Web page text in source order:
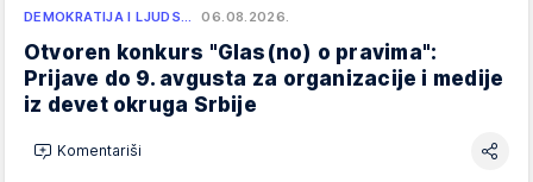
DEMOKRATIJA I LJUDS… 06.08.2026.
Otvoren konkurs "Glas(no) o pravima":
Prijave do 9. avgusta za organizacije i medije
iz devet okruga Srbije
Komentariši